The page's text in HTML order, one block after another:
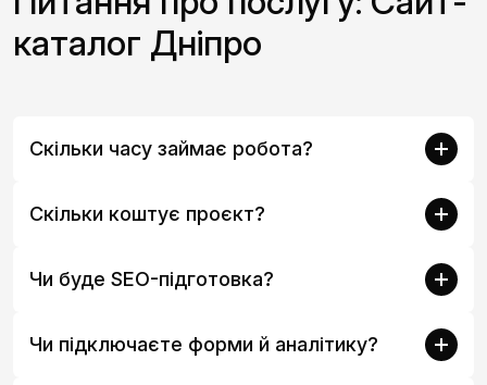
каталог Дніпро
Скільки часу займає робота?
Скільки коштує проєкт?
Чи буде SEO-підготовка?
Чи підключаєте форми й аналітику?